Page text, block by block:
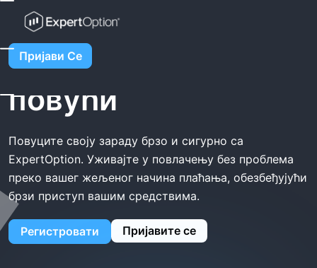
Пријави Се
Хоме ExpertOption Повући
ExpertOption
повући
Повуците своју зараду брзо и сигурно са
ExpertOption. Уживајте у повлачењу без проблема
преко вашег жељеног начина плаћања, обезбеђујући
брзи приступ вашим средствима.
Регистровати Пријавите се